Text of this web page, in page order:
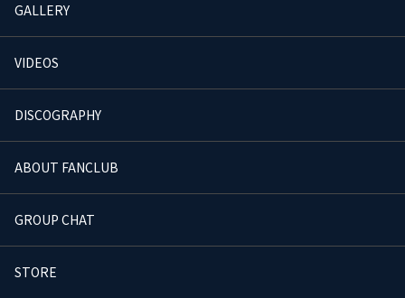
GALLERY
VIDEOS
DISCOGRAPHY
ABOUT FANCLUB
GROUP CHAT
STORE